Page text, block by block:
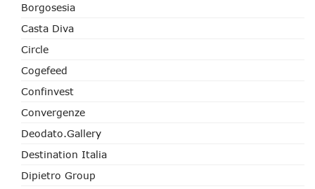
Borgosesia
Casta Diva
Circle
Cogefeed
Confinvest
Convergenze
Deodato.Gallery
Destination Italia
Dipietro Group